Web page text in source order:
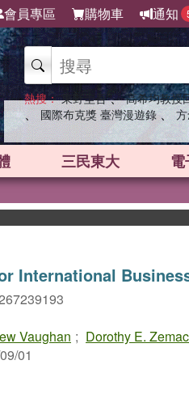
會員專區 購物車 通知
熱搜： 東野圭吾 、 高希均教授
、 國際布克獎 臺灣漫遊錄 、
三民東大
International
Vaughan ; Dorothy E.
01